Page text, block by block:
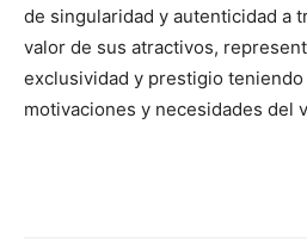
de singularidad y autenticidad a
valor de sus atractivos,
exclusividad y prestigio
motivaciones y necesidades del